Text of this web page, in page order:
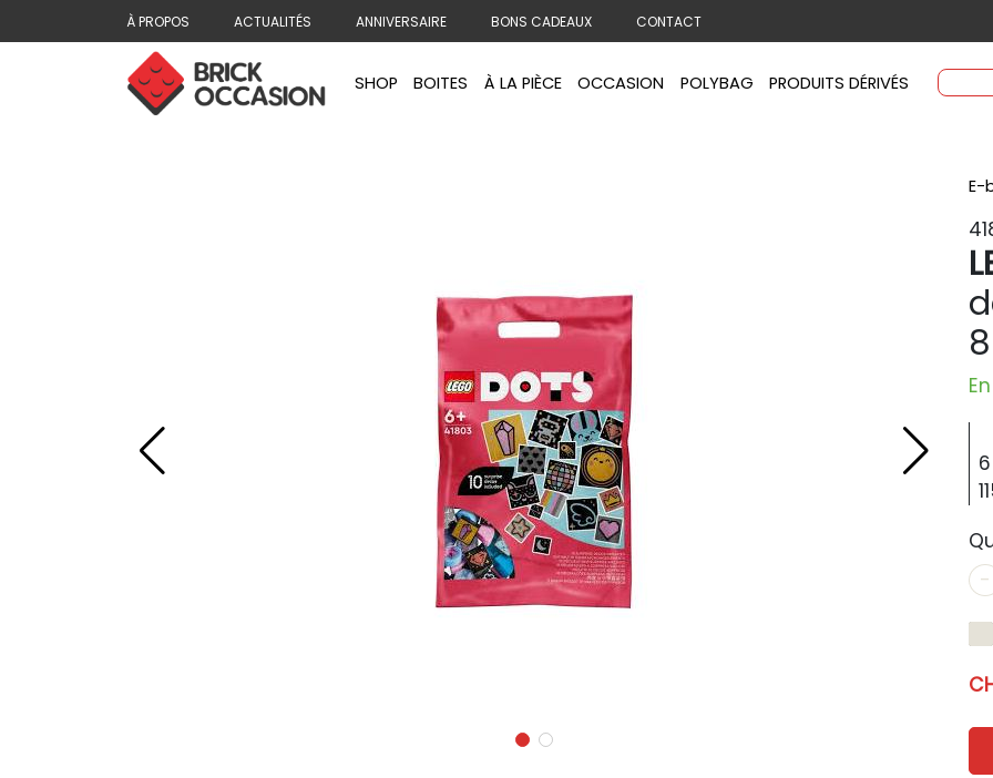
À PROPOS ACTUALITÉS ANNIVERSAIRE BONS CADEAUX CONTACT
SHOP BOITES À LA PIÈCE OCCASION POLYBAG PRODUITS DÉRIVÉS
E-
-